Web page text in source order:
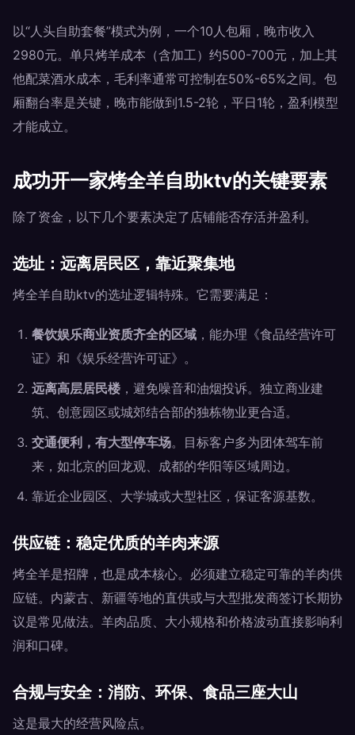
以“人头自助套餐”模式为例，一个10人包厢，晚市收入
2980元。单只烤羊成本（含加工）约500-700元，加上其
他配菜酒水成本，毛利率通常可控制在50%-65%之间。包
厢翻台率是关键，晚市能做到1.5-2轮，平日1轮，盈利模型
才能成立。
成功开一家烤全羊自助ktv的关键要素
除了资金，以下几个要素决定了店铺能否存活并盈利。
选址：远离居民区，靠近聚集地
烤全羊自助ktv的选址逻辑特殊。它需要满足：
餐饮娱乐商业资质齐全的区域 ，能办理《食品经营许可
证》和《娱乐经营许可证》。
远离高层居民楼 ，避免噪音和油烟投诉。独立商业建
筑、创意园区或城郊结合部的独栋物业更合适。
交通便利，有大型停车场。目标客户多为团体驾车前
来，如北京的回龙观、成都的华阳等区域周边。
靠近企业园区、大学城或大型社区，保证客源基数。
供应链：稳定优质的羊肉来源
烤全羊是招牌，也是成本核心。必须建立稳定可靠的羊肉供
应链。内蒙古、新疆等地的直供或与大型批发商签订长期协
议是常见做法。羊肉品质、大小规格和价格波动直接影响利
润和口碑。
合规与安全：消防、环保、食品三座大山
这是最大的经营风险点。